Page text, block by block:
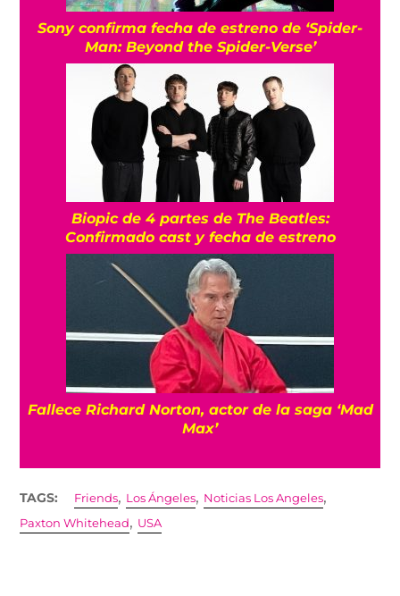
Sony confirma fecha de estreno de ‘Spider-
Man: Beyond the Spider-Verse’
Biopic de 4 partes de The Beatles:
Confirmado cast y fecha de estreno
Fallece Richard Norton, actor de la saga ‘Mad
Max’
TAGS: Friends, Los Ángeles, Noticias Los Angeles,
Paxton Whitehead, USA